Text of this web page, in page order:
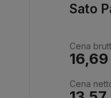
Sato
Cena
16,69
Cena